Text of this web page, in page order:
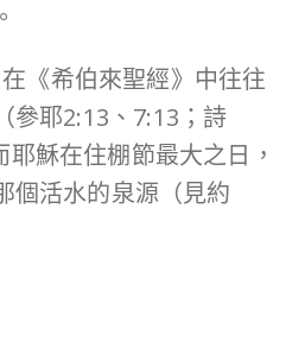
《希伯來聖經》中往往
參耶2:13、7:13；詩
穌在住棚節最大之日，
個活水的泉源（見約